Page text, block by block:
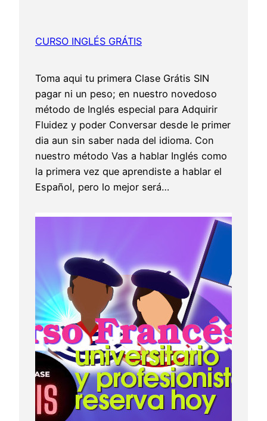
CURSO INGLÉS GRÁTIS
Toma aqui tu primera Clase Grátis SIN
pagar ni un peso; en nuestro novedoso
método de Inglés especial para Adquirir
Fluidez y poder Conversar desde le primer
dia aun sin saber nada del idioma. Con
nuestro método Vas a hablar Inglés como
la primera vez que aprendiste a hablar el
Español, pero lo mejor será…